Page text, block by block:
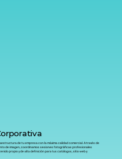
de tu empresa con la máxima calidad comercial. A través de
de imagen, coordinamos sesiones fotográficas profesionales
propio y de alta definición para tus catálogos, sitio web y